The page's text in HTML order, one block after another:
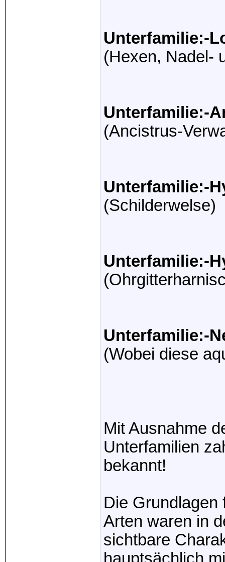
Unterfamilie:-
(Hexen, Nadel-
Unterfamilie:-
(Ancistrus-
Unterfamilie:-
(Schilderwelse)
Unterfamilie:-
Unterfamilie:-
(Wobei diese
Mit Ausnahme
Unterfamilien
bekannt!
Die Grundlagen
Arten waren in
sichtbare